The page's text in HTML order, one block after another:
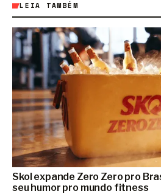
LEIA TAMBÉM
Skol expande Zero Zero pro
seu humor pro mundo fitness